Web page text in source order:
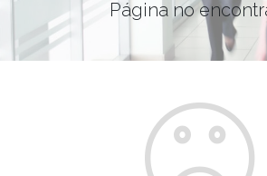
Página no